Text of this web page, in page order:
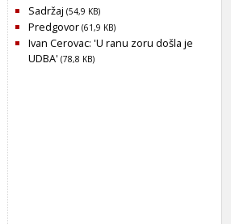
Sadržaj (54,9 KB)
Predgovor (61,9 KB)
Ivan Cerovac: 'U ranu zoru došla je
UDBA' (78,8 KB)